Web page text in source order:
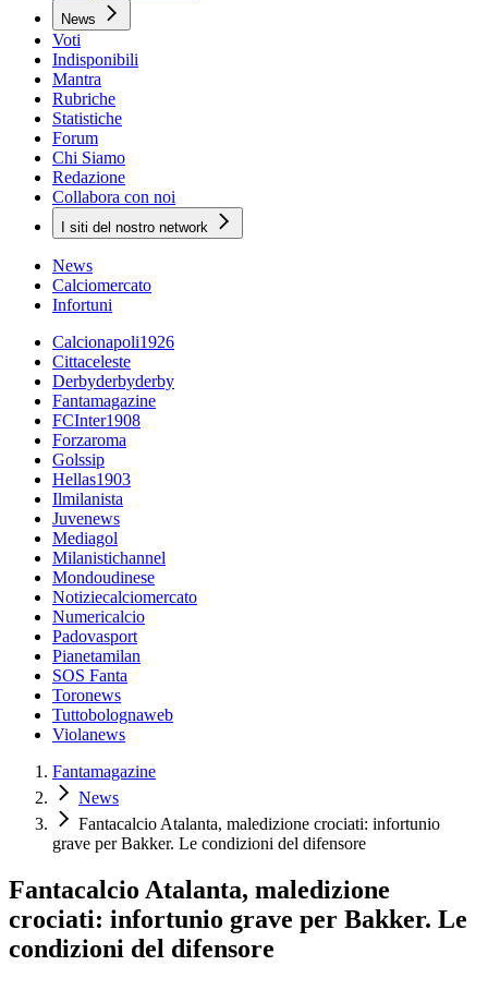
News
Voti
Indisponibili
Mantra
Rubriche
Statistiche
Forum
Chi Siamo
Redazione
Collabora con noi
I siti del nostro network
News
Calciomercato
Infortuni
Calcionapoli1926
Cittaceleste
Derbyderbyderby
Fantamagazine
FCInter1908
Forzaroma
Golssip
Hellas1903
Ilmilanista
Juvenews
Mediagol
Milanistichannel
Mondoudinese
Notiziecalciomercato
Numericalcio
Padovasport
Pianetamilan
SOS Fanta
Toronews
Tuttobolognaweb
Violanews
Fantamagazine
News
Fantacalcio Atalanta, maledizione crociati: infortunio
grave per Bakker. Le condizioni del difensore
Fantacalcio Atalanta, maledizione
crociati: infortunio grave per Bakker. Le
condizioni del difensore